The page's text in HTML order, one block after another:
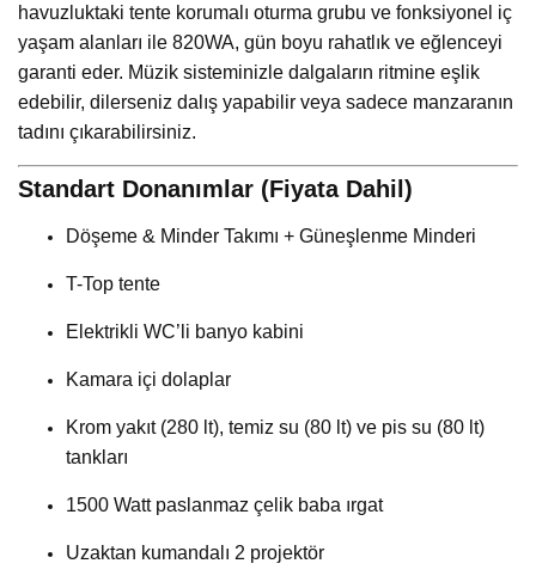
havuzluktaki tente korumalı oturma grubu ve fonksiyonel iç
yaşam alanları ile 820WA, gün boyu rahatlık ve eğlenceyi
garanti eder. Müzik sisteminizle dalgaların ritmine eşlik
edebilir, dilerseniz dalış yapabilir veya sadece manzaranın
tadını çıkarabilirsiniz.
Standart Donanımlar (Fiyata Dahil)
Döşeme & Minder Takımı + Güneşlenme Minderi
T-Top tente
Elektrikli WC’li banyo kabini
Kamara içi dolaplar
Krom yakıt (280 lt), temiz su (80 lt) ve pis su (80 lt)
tankları
1500 Watt paslanmaz çelik baba ırgat
Uzaktan kumandalı 2 projektör